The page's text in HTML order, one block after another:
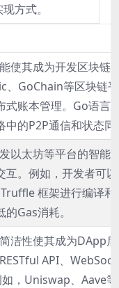
方式。
使其成为开发区块链
GoChain等区块链
式账本管理。Go语
中的P2P通信和状态同
以太坊等平台的智
互。例如，开发者可
框架进行编译
Gas消耗。
洁性使其成为DApp
API、
，Uniswap、Aave